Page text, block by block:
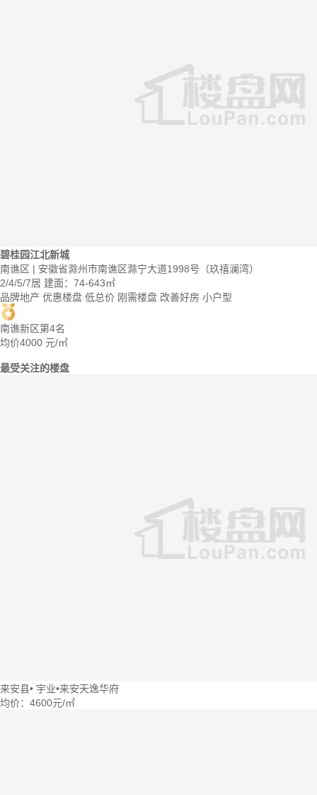
碧桂园江北新城
南谯区 | 安徽省滁州市南谯区滁宁大道1998号（玖禧澜湾）
2/4/5/7居 建面：74-643㎡
品牌地产 优惠楼盘 低总价 刚需楼盘 改善好房 小户型
南谯新区第4名
均价4000 元/㎡
最受关注的楼盘
来安县• 宇业•来安天逸华府
均价： 4600元/㎡